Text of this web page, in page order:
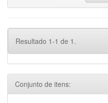
Resultado 1-1 de 1.
Conjunto de itens: